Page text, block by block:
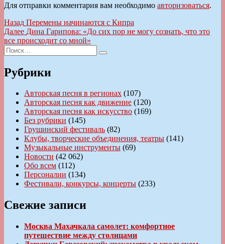
Для отправки комментария вам необходимо авторизоваться.
Навигация
по
записям
Назад Предыдущая
запись:
Перемены начинаются с Кипра
Далее Следующая
запись:
Дина Гарипова: «До сих пор не могу сознать, что это
все происходит со мной»
Искать:
Поиск
Рубрики
Авторская песня в регионах (107)
Авторская песня как движение (120)
Авторская песня как искусство (169)
Без рубрики (145)
Грушинский фестиваль (82)
Клубы, творческие объединения, театры (141)
Музыкальные инструменты (69)
Новости (42 062)
Обо всем (112)
Персоналии (134)
Фестивали, конкурсы, концерты (233)
Свежие записи
Москва Махачкала самолет: комфортное
путешествие между столицами